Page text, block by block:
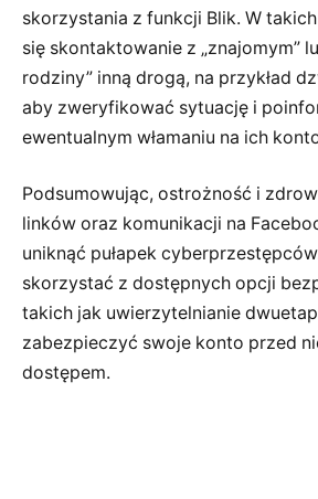
skorzystania z funkcji Blik. W
się skontaktowanie z „znajomym”
rodziny” inną drogą, na przykład
aby zweryfikować sytuację i
ewentualnym włamaniu na ich
Podsumowując, ostrożność i
linków oraz komunikacji na
uniknąć pułapek
skorzystać z dostępnych opcji
takich jak uwierzytelnianie
zabezpieczyć swoje konto przed
dostępem.